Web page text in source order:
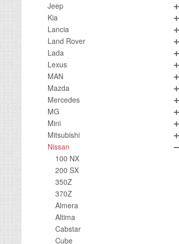
Jeep
Kia
Lancia
Land Rover
Lada
Lexus
MAN
Mazda
Mercedes
MG
Mini
Mitsubishi
Nissan
100 NX
200 SX
350Z
370Z
Almera
Altima
Cabstar
Cube